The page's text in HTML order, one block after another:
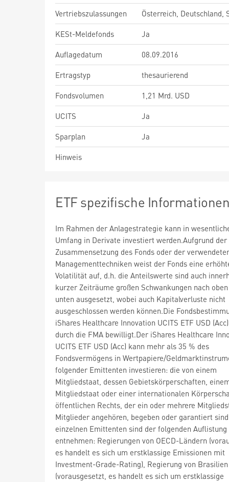
Vertriebszulassungen
Österreich, Deutschland,
KESt-Meldefonds
Ja
Auflagedatum
08.09.2016
Ertragstyp
thesaurierend
Fondsvolumen
1,21 Mrd. USD
UCITS
Ja
Sparplan
Ja
Hinweis
ETF spezifische
Im Rahmen der Anlagestrategie kann in
Umfang in Derivate investiert werden.Aufgrund der
Zusammensetzung des Fonds oder der
Managementtechniken weist der Fonds eine
Volatilität auf, d.h. die Anteilswerte sind auch
kurzer Zeiträume großen Schwankungen nach
unten ausgesetzt, wobei auch Kapitalverluste nicht
ausgeschlossen werden können.Die
iShares Healthcare Innovation UCITS ETF USD
durch die FMA bewilligt.Der iShares Healthcare
UCITS ETF USD (Acc) kann mehr als 35 % des
Fondsvermögens in Wertpapiere/
folgender Emittenten investieren: die von einem
Mitgliedstaat, dessen Gebietskörperschaften,
Mitgliedstaat oder einer internationalen
öffentlichen Rechts, der ein oder mehrere
Mitglieder angehören, begeben oder garantiert
einzelnen Emittenten sind der folgenden Auflistung
entnehmen: Regierungen von OECD-Ländern
es handelt es sich um erstklassige Emissionen mit
Investment-Grade-Rating), Regierung von Brasilien
(vorausgesetzt, es handelt es sich um erstklassige